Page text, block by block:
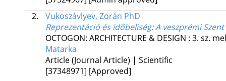
2.
Vukoszávlyev, Zorán PhD
Reprezentáció és időbeliség: A veszprémi
OCTOGON: ARCHITECTURE & DESIGN : 3. sz.
Matarka
Article (Journal Article) | Scientific
[37348971] [Approved]